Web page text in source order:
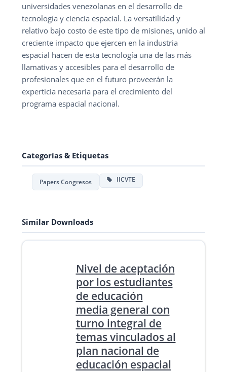
universidades venezolanas en el desarrollo de
tecnología y ciencia espacial. La versatilidad y
relativo bajo costo de este tipo de misiones, unido al
creciente impacto que ejercen en la industria
espacial hacen de esta tecnología una de las más
llamativas y accesibles para el desarrollo de
profesionales que en el futuro proveerán la
experticia necesaria para el crecimiento del
programa espacial nacional.
Categorías & Etiquetas
Papers Congresos IICVTE
Similar Downloads
Nivel de aceptación
por los estudiantes
de educación
media general con
turno integral de
temas vinculados al
plan nacional de
educación espacial